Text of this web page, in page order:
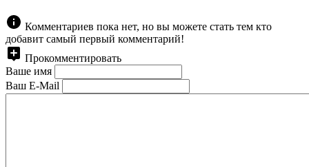
Комментариев пока нет, но вы можете стать тем кто
добавит самый первый комментарий!
Прокомментировать
Ваше имя
Ваш E-Mail